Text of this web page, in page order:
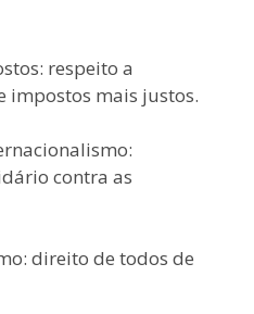
respeito a
impostos mais justos.
contra as
direito de todos de